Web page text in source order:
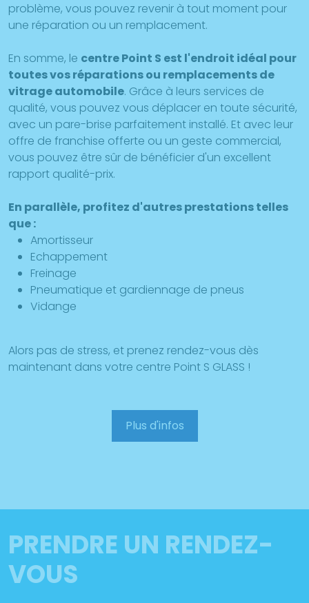
problème, vous pouvez revenir à tout moment pour
une réparation ou un remplacement.
En somme, le centre Point S est l'endroit idéal pour
toutes vos réparations ou remplacements de
vitrage automobile. Grâce à leurs services de
qualité, vous pouvez vous déplacer en toute sécurité,
avec un pare-brise parfaitement installé. Et avec leur
offre de franchise offerte ou un geste commercial,
vous pouvez être sûr de bénéficier d'un excellent
rapport qualité-prix.
En parallèle, profitez d'autres prestations telles
que :
Amortisseur
Echappement
Freinage
Pneumatique et gardiennage de pneus
Vidange
Alors pas de stress, et prenez rendez-vous dès
maintenant dans votre centre Point S GLASS !
Plus d'infos
PRENDRE UN RENDEZ-
VOUS